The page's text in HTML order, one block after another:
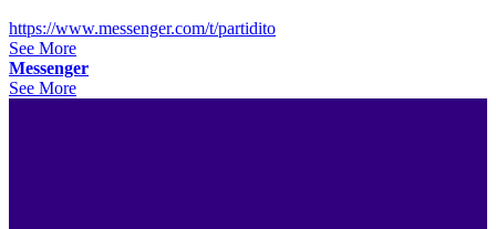
https://www.messenger.com/t/partidito
See More
Messenger
See More